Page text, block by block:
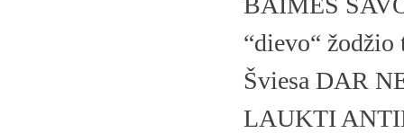
“dievo“
Šviesa DAR
LAUKTI